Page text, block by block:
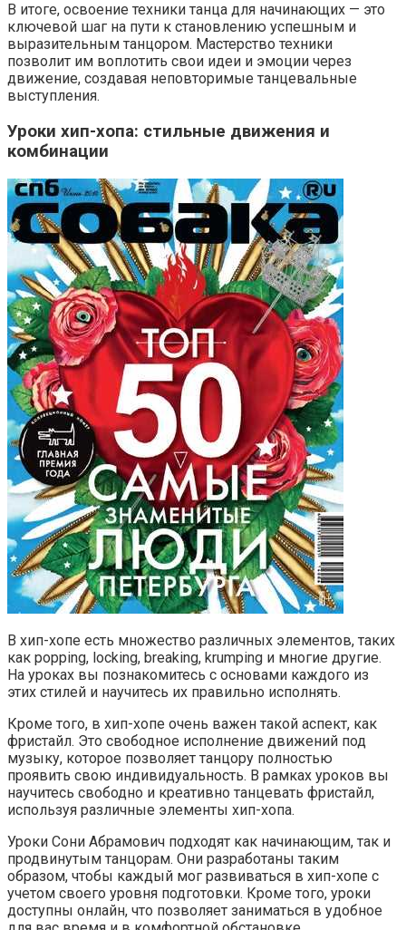
В итоге, освоение техники танца для начинающих — это
ключевой шаг на пути к становлению успешным и
выразительным танцором. Мастерство техники
позволит им воплотить свои идеи и эмоции через
движение, создавая неповторимые танцевальные
выступления.
Уроки хип-хопа: стильные движения и
комбинации
В хип-хопе есть множество различных элементов, таких
как popping, locking, breaking, krumping и многие другие.
На уроках вы познакомитесь с основами каждого из
этих стилей и научитесь их правильно исполнять.
Кроме того, в хип-хопе очень важен такой аспект, как
фристайл. Это свободное исполнение движений под
музыку, которое позволяет танцору полностью
проявить свою индивидуальность. В рамках уроков вы
научитесь свободно и креативно танцевать фристайл,
используя различные элементы хип-хопа.
Уроки Сони Абрамович подходят как начинающим, так и
продвинутым танцорам. Они разработаны таким
образом, чтобы каждый мог развиваться в хип-хопе с
учетом своего уровня подготовки. Кроме того, уроки
доступны онлайн, что позволяет заниматься в удобное